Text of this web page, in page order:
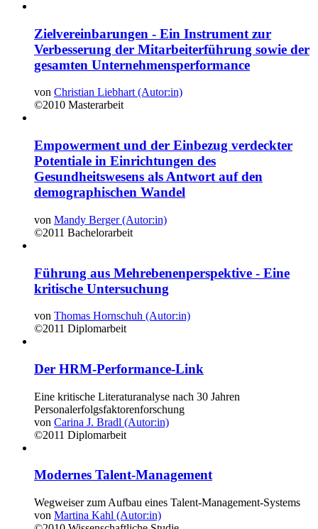
Zielvereinbarungen - Ein Instrument zur
Verbesserung der Mitarbeiterführung sowie der
gesamten Unternehmensperformance
von Christian Liebhart (Autor:in)
©2010 Masterarbeit
Empowerment und der Einbezug verdeckter
Potentiale in Einrichtungen des
Gesundheitswesens als Antwort auf den
demographischen Wandel
von Mandy Berger (Autor:in)
©2011 Bachelorarbeit
Führung aus Mehrebenenperspektive - Eine
kritische Untersuchung
von Thomas Hornschuh (Autor:in)
©2011 Diplomarbeit
Der HRM-Performance-Link
Eine kritische Literaturanalyse nach 30 Jahren
Personalerfolgsfaktorenforschung
von Carina J. Bradl (Autor:in)
©2011 Diplomarbeit
Modernes Talent-Management
Wegweiser zum Aufbau eines Talent-Management-Systems
von Martina Kahl (Autor:in)